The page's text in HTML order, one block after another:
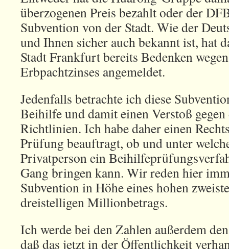
überzogenen Preis bezahlt oder der
Subvention von der Stadt. Wie der
und Ihnen sicher auch bekannt ist, hat
Stadt Frankfurt bereits Bedenken
Erbpachtzinses angemeldet.
Jedenfalls betrachte ich diese
Beihilfe und damit einen Verstoß
Richtlinien. Ich habe daher einen
Prüfung beauftragt, ob und unter
Privatperson ein
Gang bringen kann. Wir reden hier
Subvention in Höhe eines hohen
dreistelligen Millionbetrags.
Ich werde bei den Zahlen außerdem
daß das jetzt in der Öffentlichkeit